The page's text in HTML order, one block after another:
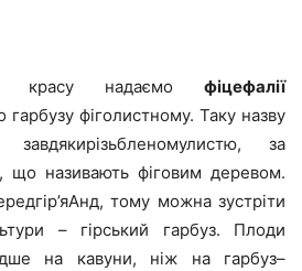
красу надаємо фіцефалії
гарбузу фіголистному. Таку назву
за
називають фіговим деревом.
тому можна зустріти
– гірський гарбуз. Плоди
на кавуни, ніж на гарбуз–